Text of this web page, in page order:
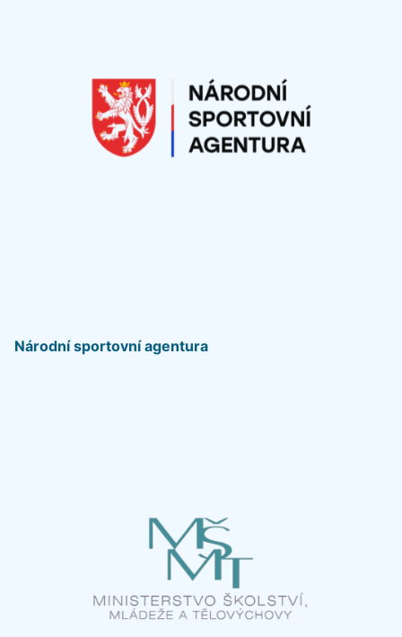
Národní sportovní agentura